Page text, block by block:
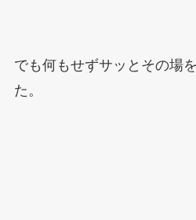
でも何もせずサッとその場
た。